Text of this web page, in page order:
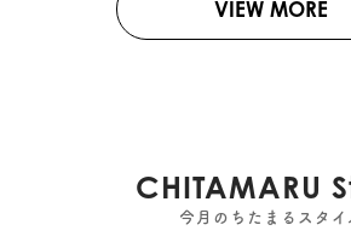
VIEW MORE
CHITAMARU
今月のちたまるスタイ